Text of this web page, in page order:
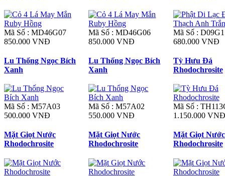
Mã Số : MD46G07
850.000 VNĐ
Mã Số : MD46G06
850.000 VNĐ
Mã Số :
680.000 VNĐ
Lu Thống Ngọc Bích
Xanh
Mã Số : M57A03
500.000 VNĐ
Lu Thống Ngọc Bích
Xanh
Mã Số : M57A02
550.000 VNĐ
Tỳ Hưu Đá
Rhodochrosite
Mã Số :
1.150.000 VNĐ
Mặt Giọt Nước
Rhodochrosite
Mặt Giọt Nước
Rhodochrosite
Mặt Giọt Nước
Rhodochrosite